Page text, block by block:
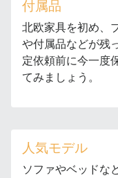
付属品
北欧家具を初め、
や付属品などが残
定依頼前に今一度
てみましょう。
人気モデル
ソファやベッドな